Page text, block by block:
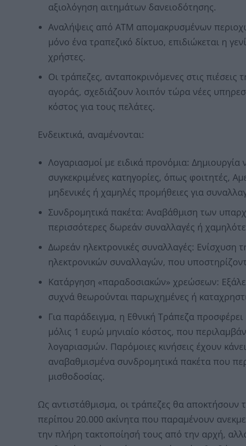
αξιολόγηση αιτημάτων δανειοδότησης.
Αναλήψεις από ΑΤΜ απομακρυσμένων
μόνο ένα τραπεζικό δίκτυο, επιδιώκεται η
χρήστες.
Οι τράπεζες, ανταποκρινόμενες στις πιέσεις
αγοράς, σχεδιάζουν λοιπόν τώρα νέες
κόστος για τους πελάτες.
Ενδεικτικά, αναμένονται:
Λογαριασμοί με ειδικά προνόμια:
συγκεκριμένες κατηγορίες, όπως φοιτητές,
μηδενικές ή χαμηλές προμήθειες για
Συνδρομητικά πακέτα: Αναβάθμιση των
περισσότερες δωρεάν συναλλαγές ή
Δωρεάν ηλεκτρονικές συναλλαγές: Ενίσχυση
ηλεκτρονικών συναλλαγών, που
Κατάργηση «παραδοσιακών» χρεώσεων:
συχνά θεωρούνται παρωχημένες ή
Για παράδειγμα, η Εθνική Τράπεζα
μόλις 1 ευρώ μηνιαίο κόστος, που
λογαριασμών. Παρόμοιες κινήσεις έχουν
αναβαθμισμένα συνδρομητικά πακέτα που
μισθοδοσίας.
Ως αντιστάθμισμα, οι τράπεζες θα
περίπου 20.000 ακίνητα που παραμένουν
την πλήρη τακτοποίησή τους από την αρχή,